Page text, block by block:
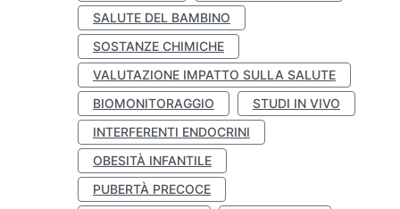
SALUTE DEL BAMBINO
SOSTANZE CHIMICHE
VALUTAZIONE IMPATTO SULLA SALUTE
BIOMONITORAGGIO
STUDI IN VIVO
INTERFERENTI ENDOCRINI
OBESITÀ INFANTILE
PUBERTÀ PRECOCE